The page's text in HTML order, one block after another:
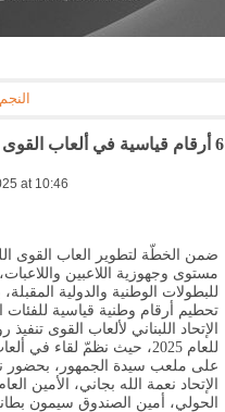
Scores
Handball
نتائج
النجم
6 أرقام قياسية في ألعاب القوى على ملعب الجمهور
at 10:46
ضمن الخطّة لتطوير العاب القوى
مستوى وجهوزية اللاعبين
للبطولات الوطنية والدولية
تحطيم أرقام وطنية قياسية للفئات
الإتحاد اللبناني لألعاب القوى
على ملعب سيدة الجمهور، بحضور
الإتحاد نعمة الله بجاني، الأمين
الحولي، أمين الصندوق سيمون